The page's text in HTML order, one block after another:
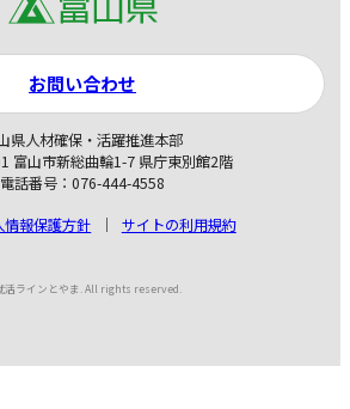
県人材確保・活躍推進本部
富山市新総曲輪1-7 県庁東別館2階
電話番号：076-444-4558
情報保護方針
サイトの利用規約
お問い合わせ
活ラインとやま. All rights reserved.